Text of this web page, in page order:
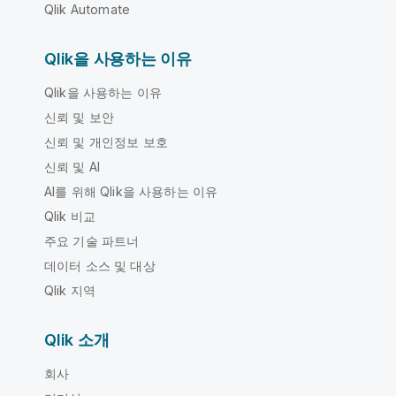
Qlik Automate
Qlik을 사용하는 이유
Qlik을 사용하는 이유
신뢰 및 보안
신뢰 및 개인정보 보호
신뢰 및 AI
AI를 위해 Qlik을 사용하는 이유
Qlik 비교
주요 기술 파트너
데이터 소스 및 대상
Qlik 지역
Qlik 소개
회사